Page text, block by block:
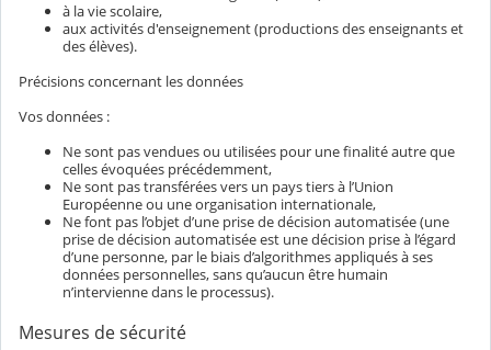
à la vie scolaire,
aux activités d'enseignement (productions des enseignants et
des élèves).
Précisions concernant les données
Vos données :
Ne sont pas vendues ou utilisées pour une finalité autre que
celles évoquées précédemment,
Ne sont pas transférées vers un pays tiers à l’Union
Européenne ou une organisation internationale,
Ne font pas l’objet d’une prise de décision automatisée (une
prise de décision automatisée est une décision prise à l’égard
d’une personne, par le biais d’algorithmes appliqués à ses
données personnelles, sans qu’aucun être humain
n’intervienne dans le processus).
Mesures de sécurité